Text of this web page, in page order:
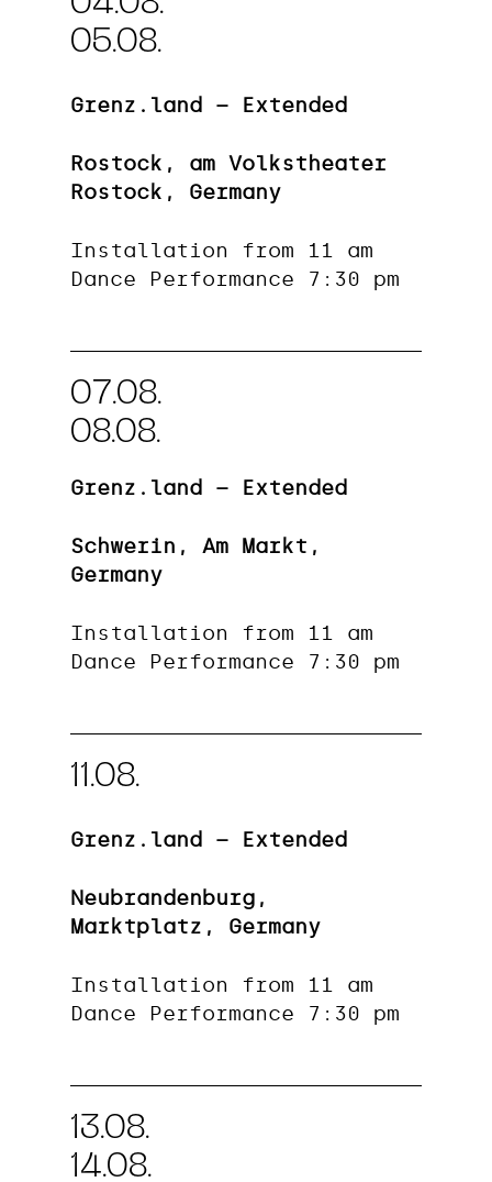
05.08.
Grenz.land – Extended
Rostock, am Volkstheater
Rostock, Germany
Installation from 11 am
Dance Performance 7:30 pm
07.08.
08.08.
Grenz.land – Extended
Schwerin, Am Markt,
Germany
Installation from 11 am
Dance Performance 7:30 pm
11.08.
Grenz.land – Extended
Neubrandenburg,
Marktplatz, Germany
Installation from 11 am
Dance Performance 7:30 pm
13.08.
14.08.